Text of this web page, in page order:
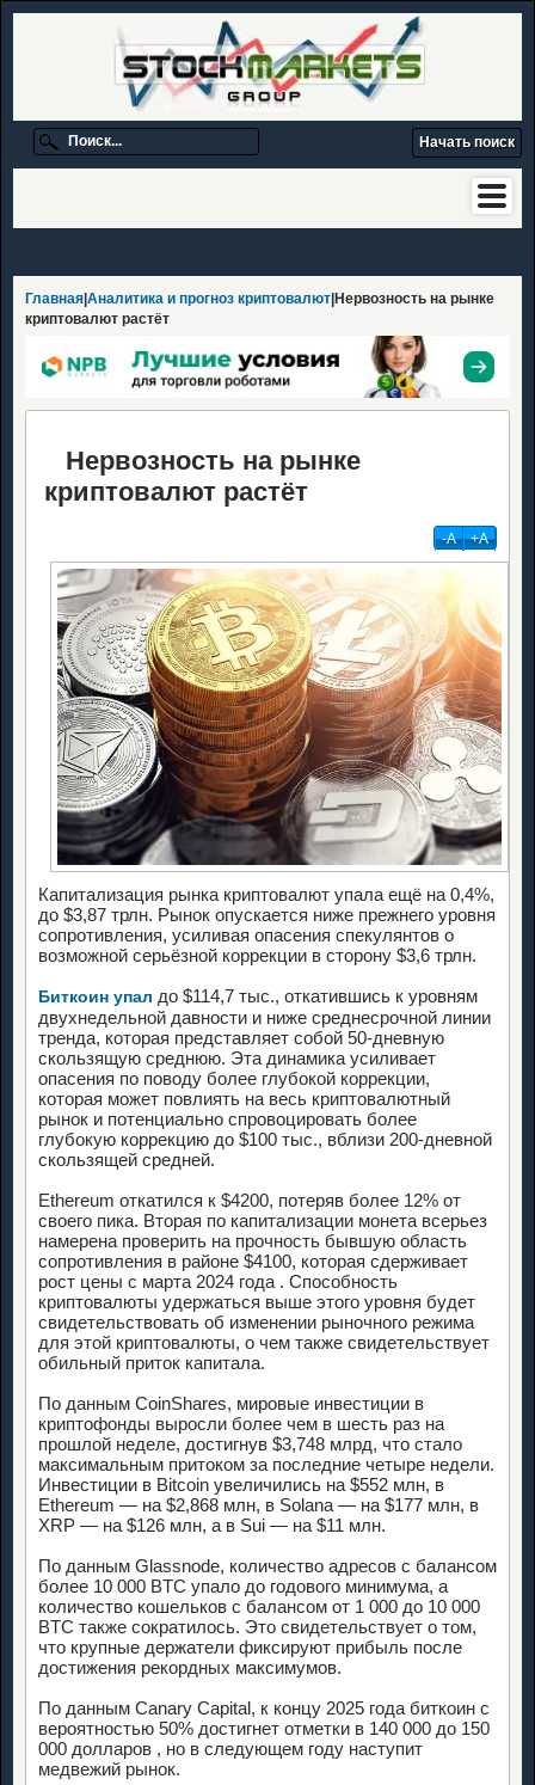
Главная Аналитика и прогноз криптовалют |Нервозность на рынке
криптовалют растёт
Нервозность на рынке
криптовалют растёт
-А +А
Капитализация рынка криптовалют упала ещё на 0,4%,
до $3,87 трлн. Рынок опускается ниже прежнего уровня
сопротивления, усиливая опасения спекулянтов о
возможной серьёзной коррекции в сторону $3,6 трлн.
Биткоин упал до $114,7 тыс., откатившись к уровням
двухнедельной давности и ниже среднесрочной линии
тренда, которая представляет собой 50-дневную
скользящую среднюю. Эта динамика усиливает
опасения по поводу более глубокой коррекции,
которая может повлиять на весь криптовалютный
рынок и потенциально спровоцировать более
глубокую коррекцию до $100 тыс., вблизи 200-дневной
скользящей средней.
Ethereum откатился к $4200, потеряв более 12% от
своего пика. Вторая по капитализации монета всерьез
намерена проверить на прочность бывшую область
сопротивления в районе $4100, которая сдерживает
рост цены с марта 2024 года . Способность
криптовалюты удержаться выше этого уровня будет
свидетельствовать об изменении рыночного режима
для этой криптовалюты, о чем также свидетельствует
обильный приток капитала.
По данным CoinShares, мировые инвестиции в
криптофонды выросли более чем в шесть раз на
прошлой неделе, достигнув $3,748 млрд, что стало
максимальным притоком за последние четыре недели.
Инвестиции в Bitcoin увеличились на $552 млн, в
Ethereum — на $2,868 млн, в Solana — на $177 млн, в
XRP — на $126 млн, а в Sui — на $11 млн.
По данным Glassnode, количество адресов с балансом
более 10 000 BTC упало до годового минимума, а
количество кошельков с балансом от 1 000 до 10 000
BTC также сократилось. Это свидетельствует о том,
что крупные держатели фиксируют прибыль после
достижения рекордных максимумов.
По данным Canary Capital, к концу 2025 года биткоин с
вероятностью 50% достигнет отметки в 140 000 до 150
000 долларов , но в следующем году наступит
медвежий рынок.